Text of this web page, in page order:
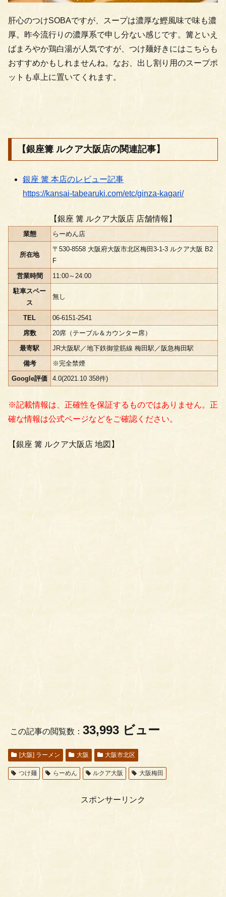
肝心のつけSOBAですが、スープは濃厚な鰹風味で味も濃
厚。昨今流行りの濃厚系で申し分ない感じです。篝といえ
ばまろやか鶏白湯が人気ですが、つけ麺好きにはこちらも
おすすめかもしれませんね。なお、出し割り用のスープポ
ットも卓上に置いてくれます。
【銀座篝 ルクア大阪店の関連記事】
銀座 篝 本店のレビュー記事
https://kansai-tabearuki.com/etc/ginza-kagari/
【銀座 篝 ルクア大阪店 店舗情報】
業態 らーめん店
所在地
〒530-8558 大阪府大阪市北区梅田3-1-3 ルクア大阪 B2
F
営業時間
11:00～24:00
駐車スペー
ス
無し
TEL
06-6151-2541
席数
20席（テーブル＆カウンター席）
最寄駅
JR大阪駅／地下鉄御堂筋線 梅田駅／阪急梅田駅
備考
※完全禁煙
Google評価
4.0(2021.10 358件)
※記載情報は、正確性を保証するものではありません。正
確な情報は公式ページなどをご確認ください。
【銀座 篝 ルクア大阪店 地図】
この記事の閲覧数： 33,993 ビュー
[大阪] ラーメン 大阪 大阪市北区
つけ麺 らーめん ルクア大阪 大阪梅田
スポンサーリンク